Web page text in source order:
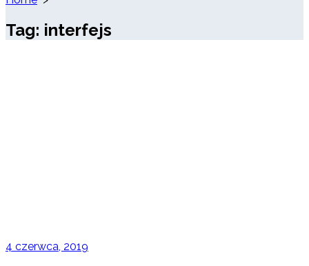
Tag: interfejs
4 czerwca, 2019